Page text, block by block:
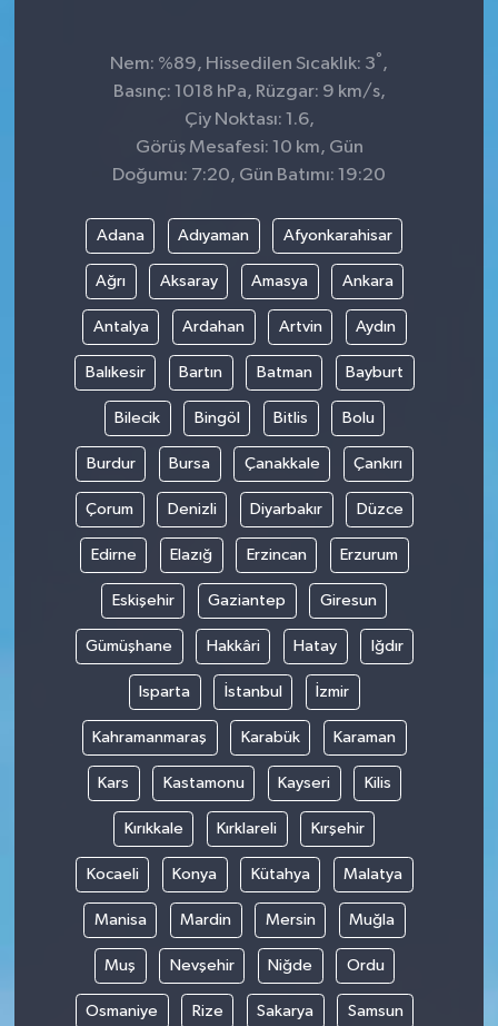
Nem: %89, Hissedilen Sıcaklık: 3° ,
Basınç: 1018 hPa, Rüzgar: 9 km/s,
Çiy Noktası: 1.6,
Görüş Mesafesi: 10 km, Gün
Doğumu: 7:20, Gün Batımı: 19:20
Adana Adıyaman Afyonkarahisar
Ağrı Aksaray Amasya Ankara
Antalya Ardahan Artvin Aydın
Balıkesir Bartın Batman Bayburt
Bilecik Bingöl Bitlis Bolu
Burdur Bursa Çanakkale Çankırı
Çorum Denizli Diyarbakır Düzce
Edirne Elazığ Erzincan Erzurum
Eskişehir Gaziantep Giresun
Gümüşhane Hakkâri Hatay Iğdır
Isparta İstanbul İzmir
Kahramanmaraş Karabük Karaman
Kars Kastamonu Kayseri Kilis
Kırıkkale Kırklareli Kırşehir
Kocaeli Konya Kütahya Malatya
Manisa Mardin Mersin Muğla
Muş Nevşehir Niğde Ordu
Osmaniye Rize Sakarya Samsun